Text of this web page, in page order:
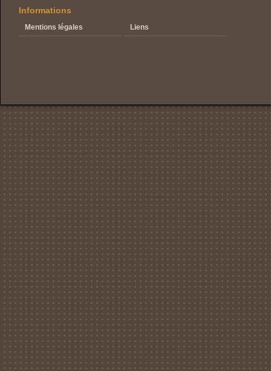
Informations
Mentions légales Liens